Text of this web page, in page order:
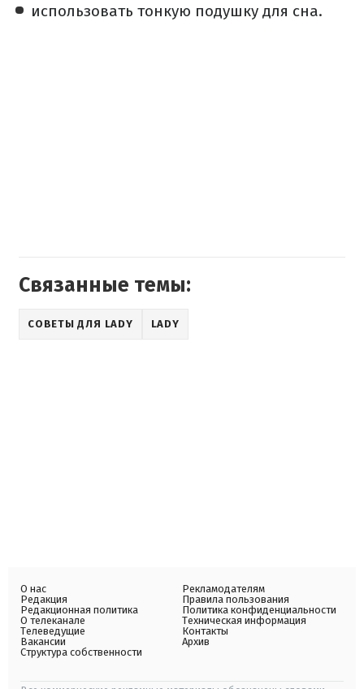
использовать тонкую подушку для сна.
Связанные темы:
СОВЕТЫ ДЛЯ LADY LADY
О нас
Редакция
Редакционная политика
О телеканале
Телеведущие
Вакансии
Структура собственности
Рекламодателям
Правила пользования
Политика конфиденциальности
Техническая информация
Контакты
Архив